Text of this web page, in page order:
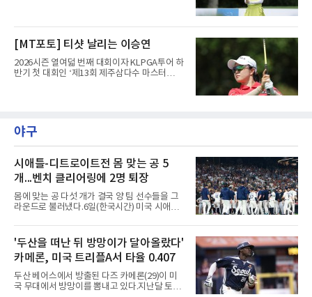
트(파72/6,767야드)에서 열리고 있다.6일 현재
홀에서 경기하고 있다.
[MT포토] 티샷 날리는 이승연
2026시즌 열여덟 번째 대회이자 KLPGA투어 하
반기 첫 대회인 ‘제13회 제주삼다수 마스터
홀에서 경기하고 있다.
야구
시애틀-디트로이트전 몸 맞는 공 5
개...벤치 클리어링에 2명 퇴장
몸에 맞는 공 다섯 개가 결국 양 팀 선수들을 그
라운드로 불러냈다.6일(한국시간) 미국 시애틀
로이트 타이거스의 경기에서 벤치 클리어링이
벌어졌다. 난투극으로 번지지는 않았으나 좌완
게이브 스파이어와 댄 윌슨 시애틀 감독이 퇴장
당했다.발단은 선발이었다. 시애틀 브라이언 우
가 디트로이트 타자를 세 차례 맞혔다. 다만 팔꿈
치 보호대에 맞거나 변화구에 발이 스치는 수준
이어서 치명적이지는 않았다.분위기는 그다음에
'두산을 떠난 뒤 방망이가 달아올랐다'
카메론, 미국 트리플A서 타율 0.407
두산 베어스에서 방출된 다즈 카메론(29)이 미
국 무대에서 방망이를 뽐내고 있다.지난달 토론